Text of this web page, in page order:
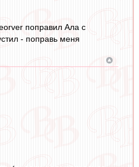
поправил Ала с
- поправь меня